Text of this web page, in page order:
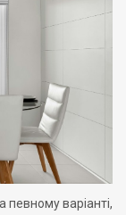
варіанті,